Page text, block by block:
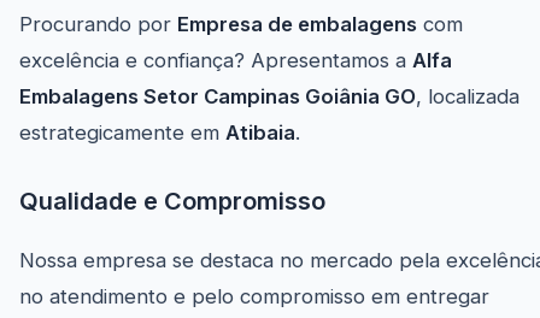
Procurando por Empresa de embalagens com
excelência e confiança? Apresentamos a Alfa
Embalagens Setor Campinas Goiânia GO, localizada
estrategicamente em Atibaia.
Qualidade e Compromisso
Nossa empresa se destaca no mercado pela
no atendimento e pelo compromisso em entregar